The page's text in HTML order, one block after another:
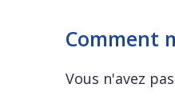
Comment
Vous n'avez